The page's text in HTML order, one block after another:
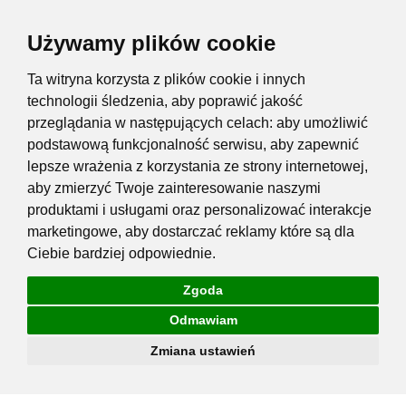
Używamy plików cookie
Ta witryna korzysta z plików cookie i innych
technologii śledzenia, aby poprawić jakość
przeglądania w następujących celach: aby umożliwić
podstawową funkcjonalność serwisu, aby zapewnić
lepsze wrażenia z korzystania ze strony internetowej,
aby zmierzyć Twoje zainteresowanie naszymi
produktami i usługami oraz personalizować interakcje
marketingowe, aby dostarczać reklamy które są dla
Ciebie bardziej odpowiednie.
Zgoda
Odmawiam
Zmiana ustawień